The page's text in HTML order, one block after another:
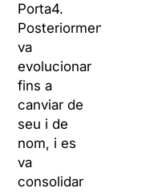
Porta4.
Posteriorment,
va
evolucionar
fins a
canviar de
seu i de
nom, i es
va
consolidar